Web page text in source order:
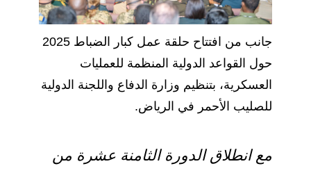
جانب من افتتاح حلقة عمل كبار الضباط 2025
حول القواعد الدولية المنظمة للعمليات
العسكرية، بتنظيم وزارة الدفاع واللجنة الدولية
للصليب الأحمر في الرياض.
مع انطلاق الدورة الثامنة عشرة من